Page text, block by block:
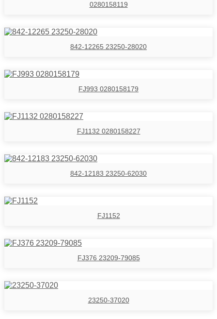
0280158119
842-12265 23250-28020
FJ993 0280158179
FJ1132 0280158227
842-12183 23250-62030
FJ1152
FJ376 23209-79085
23250-37020